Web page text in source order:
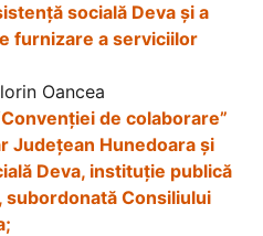
socială Deva și a
furnizare a serviciilor
Oancea
de colaborare”
Județean Hunedoara și
Deva, instituție publică
Consiliului